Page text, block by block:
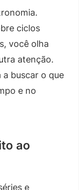
ciclos
você olha
atenção.
a buscar o que
e no
ao
e